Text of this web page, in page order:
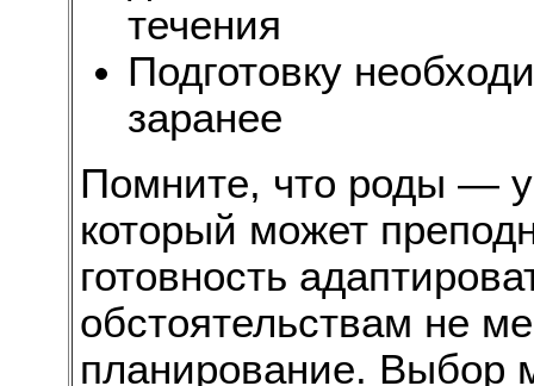
течения
Подготовку
заранее
Помните, что роды —
который может
готовность
обстоятельствам не
планирование. Выбор